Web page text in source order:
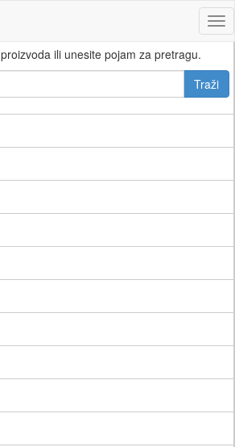
ili unesite pojam za pretragu.